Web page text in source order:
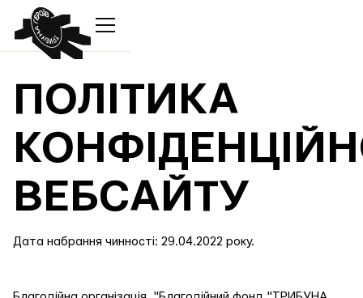
ПОЛІТИКА
ВЕБСАЙТУ
Дата набрання чинності: 29.04.2022 року.